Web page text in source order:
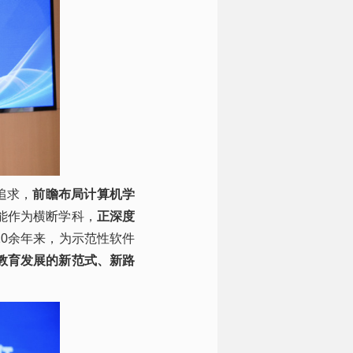
求，前瞻布局计算机学
为横断学科， 正深度
余年来，为示范性软件
育发展的新范式、新路